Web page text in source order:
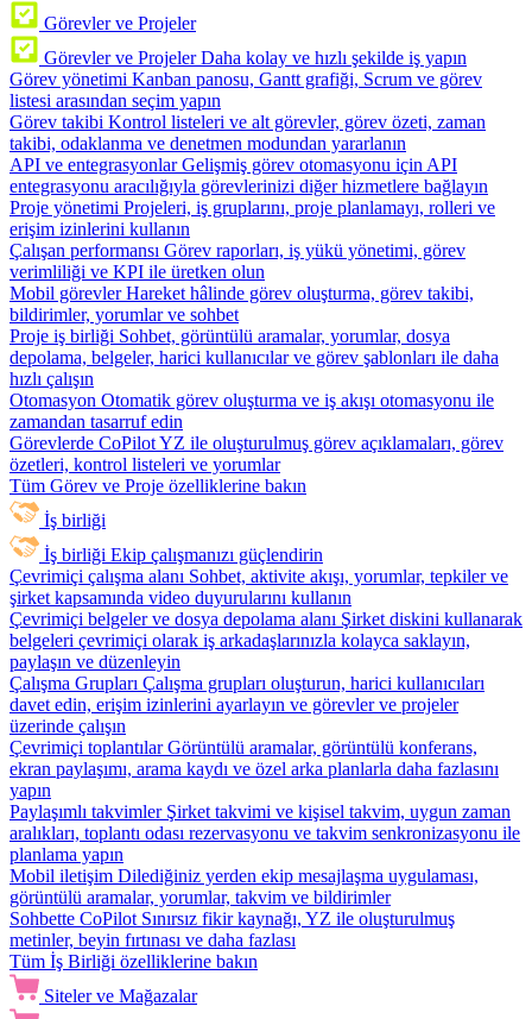
Görevler ve Projeler
Görevler ve Projeler Daha kolay ve hızlı şekilde iş yapın
Görev yönetimi Kanban panosu, Gantt grafiği, Scrum ve görev
listesi arasından seçim yapın
Görev takibi Kontrol listeleri ve alt görevler, görev özeti, zaman
takibi, odaklanma ve denetmen modundan yararlanın
API ve entegrasyonlar Gelişmiş görev otomasyonu için API
entegrasyonu aracılığıyla görevlerinizi diğer hizmetlere bağlayın
Proje yönetimi Projeleri, iş gruplarını, proje planlamayı, rolleri ve
erişim izinlerini kullanın
Çalışan performansı Görev raporları, iş yükü yönetimi, görev
verimliliği ve KPI ile üretken olun
Mobil görevler Hareket hâlinde görev oluşturma, görev takibi,
bildirimler, yorumlar ve sohbet
Proje iş birliği Sohbet, görüntülü aramalar, yorumlar, dosya
depolama, belgeler, harici kullanıcılar ve görev şablonları ile daha
hızlı çalışın
Otomasyon Otomatik görev oluşturma ve iş akışı otomasyonu ile
zamandan tasarruf edin
Görevlerde CoPilotYZ ile oluşturulmuş görev açıklamaları, görev
özetleri, kontrol listeleri ve yorumlar
Tüm Görev ve Proje özelliklerine bakın
İş birliği
İş birliği Ekip çalışmanızı güçlendirin
Çevrimiçi çalışma alanı Sohbet, aktivite akışı, yorumlar, tepkiler ve
şirket kapsamında video duyurularını kullanın
Çevrimiçi belgeler ve dosya depolama alanı Şirket diskini kullanarak
belgeleri çevrimiçi olarak iş arkadaşlarınızla kolayca saklayın,
paylaşın ve düzenleyin
Çalışma Grupları Çalışma grupları oluşturun, harici kullanıcıları
davet edin, erişim izinlerini ayarlayın ve görevler ve projeler
üzerinde çalışın
Çevrimiçi toplantılar Görüntülü aramalar, görüntülü konferans,
ekran paylaşımı, arama kaydı ve özel arka planlarla daha fazlasını
yapın
Paylaşımlı takvimler Şirket takvimi ve kişisel takvim, uygun zaman
aralıkları, toplantı odası rezervasyonu ve takvim senkronizasyonu ile
planlama yapın
Mobil iletişim Dilediğiniz yerden ekip mesajlaşma uygulaması,
görüntülü aramalar, yorumlar, takvim ve bildirimler
Sohbette CoPilot Sınırsız fikir kaynağı, YZ ile oluşturulmuş
metinler, beyin fırtınası ve daha fazlası
Tüm İş Birliği özelliklerine bakın
Siteler ve Mağazalar